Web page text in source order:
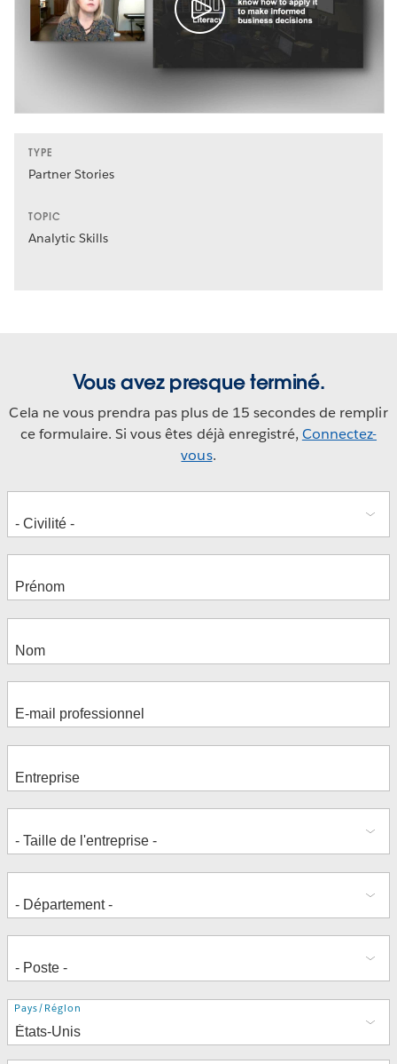
TYPE
Partner Stories
TOPIC
Analytic Skills
Vous avez presque terminé.
Cela ne vous prendra pas plus de 15 secondes de remplir
ce formulaire. Si vous êtes déjà enregistré, Connectez-
vous.
Adresse
Pays/Région